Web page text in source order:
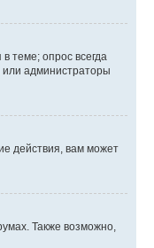
теме; опрос всегда
или администраторы
действия, вам может
Также возможно,